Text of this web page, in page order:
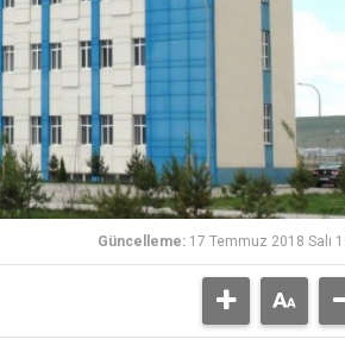
Güncelleme: 17 Temmuz 2018 Salı